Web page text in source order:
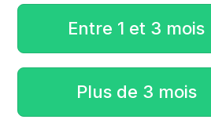
Entre 1 et 3 mois
Plus de 3 mois